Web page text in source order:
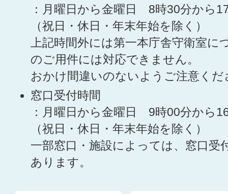
：月曜日から金曜日 8時30分から
（祝日・休日・年末年始を除く）
上記時間外には第一本庁舎守衛室に
のご用件には対応できません。
おかけ間違いのないようご注意くだ
窓口受付時間
：月曜日から金曜日 9時00分から
（祝日・休日・年末年始を除く）
一部窓口・施設によっては、窓口受
あります。